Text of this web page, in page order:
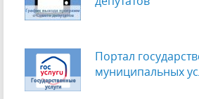
Портал
муниципальных